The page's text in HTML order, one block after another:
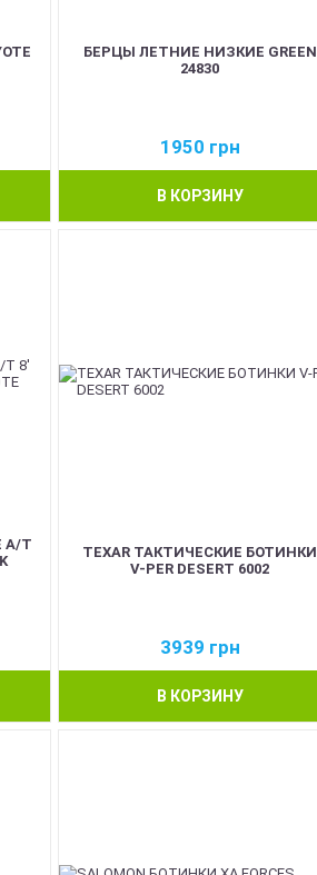
БЕРЦЫ ЛЕТНИЕ НИЗКИЕ GREEN
24830
1950 грн
В КОРЗИНУ
A/T
TEXAR ТАКТИЧЕСКИЕ БОТИНКИ
V-PER DESERT 6002
3939 грн
В КОРЗИНУ